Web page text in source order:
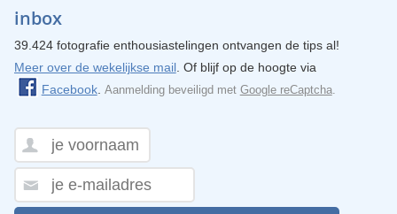
inbox
39.424 fotografie enthousiastelingen ontvangen de tips al!
Meer over de wekelijkse mail. Of blijf op de hoogte via
Facebook. Aanmelding beveiligd met Google reCaptcha.